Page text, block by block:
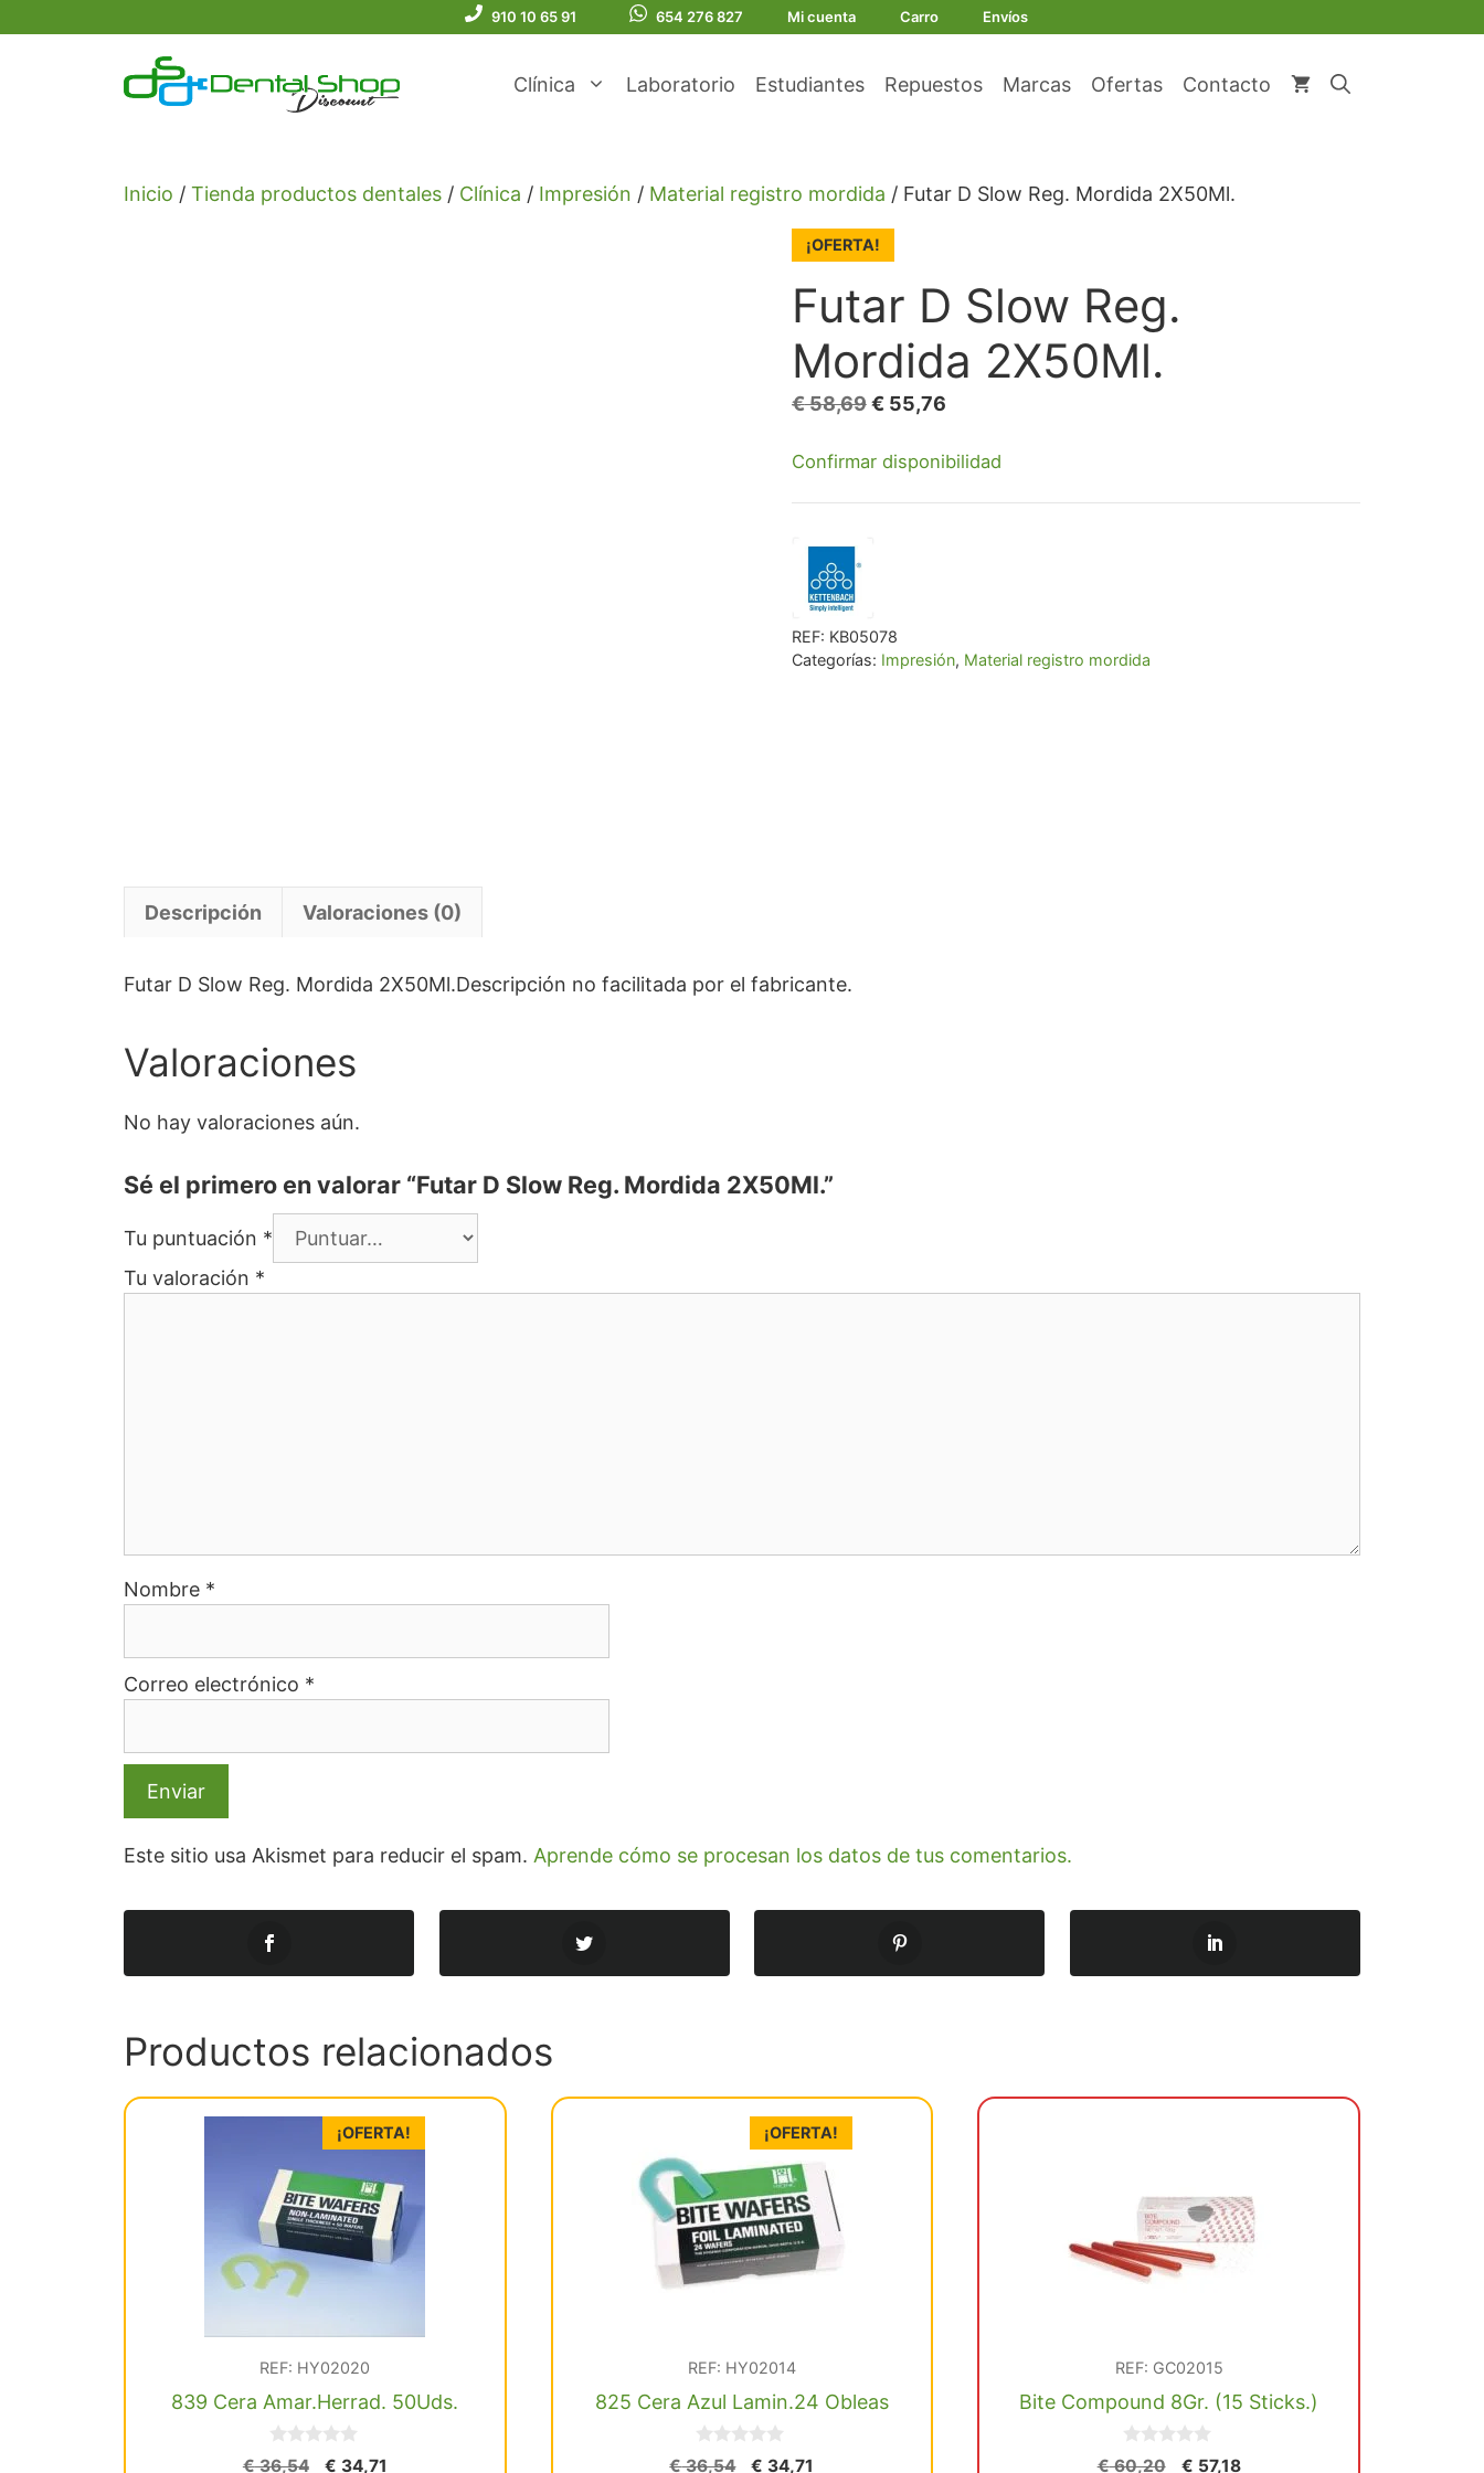
910 10 65 91 654 276 827 Mi cuenta Carro Envíos
Clínica Laboratorio Estudiantes Repuestos Marcas Ofertas Contacto
Inicio / Tienda productos dentales / Clínica / Impresión / Material registro mordida / Futar D Slow Reg. Mordida 2X50Ml.
¡OFERTA!
Futar D Slow Reg.
Mordida 2X50Ml.
€58,69 El
original
€ 55,76El
actual
Confirmar disponibilidad
REF: KB05078
Categorías: Impresión, Material registro mordida
Descripción Valoraciones (0)
Futar D Slow Reg. Mordida 2X50Ml.Descripción no facilitada por el fabricante.
Valoraciones
No hay valoraciones aún.
Sé el primero en valorar “Futar D Slow Reg. Mordida 2X50Ml.”
Tu puntuación *
Tu valoración *
Nombre *
Correo electrónico *
Este sitio usa Akismet para reducir el spam. Aprende cómo se procesan los datos de tus comentarios.
Productos relacionados
¡OFERTA!
REF: HY02020
839 Cera Amar.Herrad. 50Uds.
0
€36,54
El
€ 34,71
¡OFERTA!
REF: HY02014
825 Cera Azul Lamin.24 Obleas
0
€36,54
El
€ 34,71
REF: GC02015
Bite Compound 8Gr. (15 Sticks.)
0
€60,20
El
€ 57,18El